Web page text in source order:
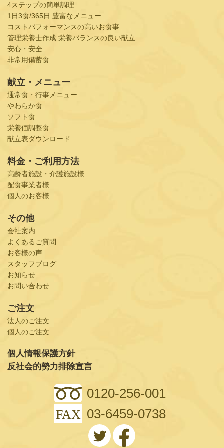
4ステップの簡単調理
1日3食/365日 豊富なメニュー
コストパフォーマンスの高いお食事
管理栄養士作成 栄養バランスの良い献立
安心・安全
非常用備蓄食
献立・メニュー
通常食・行事メニュー
やわらか食
ソフト食
栄養価調整食
献立表ダウンロード
料金・ご利用方法
高齢者施設・介護施設様
配食事業者様
個人のお客様
その他
会社案内
よくあるご質問
お客様の声
スタッフブログ
お知らせ
お問い合わせ
ご注文
法人のご注文
個人のご注文
個人情報保護方針
反社会的勢力排除宣言
0120-256-001
FAX 03-6459-0738